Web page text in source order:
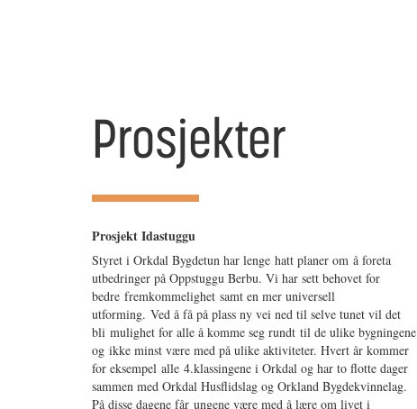
Prosjekter
Prosjekt Idastuggu
Styret i Orkdal Bygdetun har lenge hatt planer om å foreta
utbedringer på Oppstuggu Berbu. Vi har sett behovet for
bedre fremkommelighet samt en mer universell
utforming. Ved å få på plass ny vei ned til selve tunet vil det
bli mulighet for alle å komme seg rundt til de ulike bygningene
og ikke minst være med på ulike aktiviteter. Hvert år kommer
for eksempel alle 4.klassingene i Orkdal og har to flotte dager
sammen med Orkdal Husflidslag og Orkland Bygdekvinnelag.
På disse dagene får ungene være med å lære om livet i